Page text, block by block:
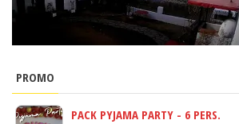
PROMO
PACK PYJAMA PARTY - 6 PERS.